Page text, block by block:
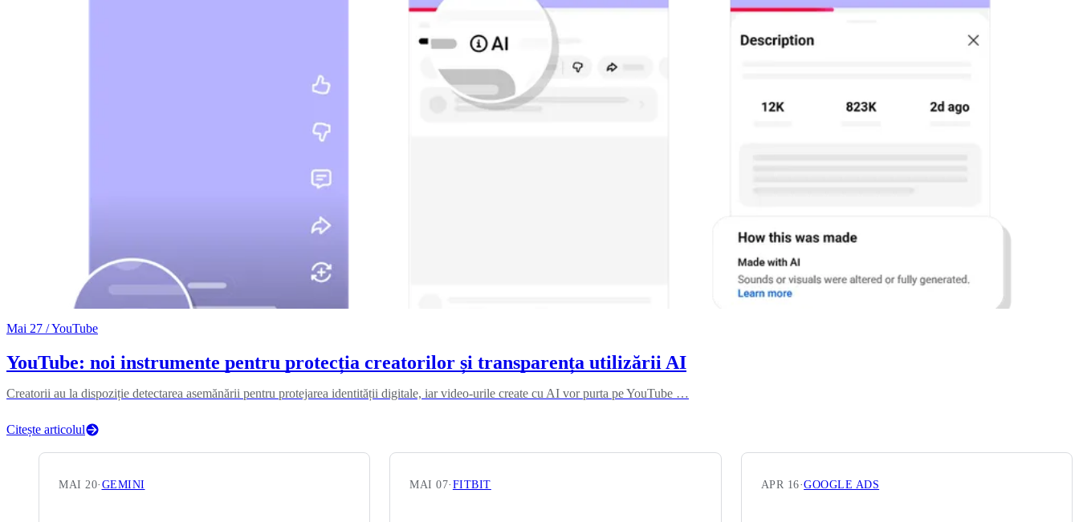
Mai 27 / YouTube
YouTube: noi instrumente pentru protecția creatorilor și transparența utilizării AI
Creatorii au la dispoziție detectarea asemănării pentru protejarea identității digitale, iar video-urile create cu AI vor purta pe YouTube …
Citește articolul
MAI 20· GEMINI MAI 07· FITBIT APR 16·GOOGLE ADS